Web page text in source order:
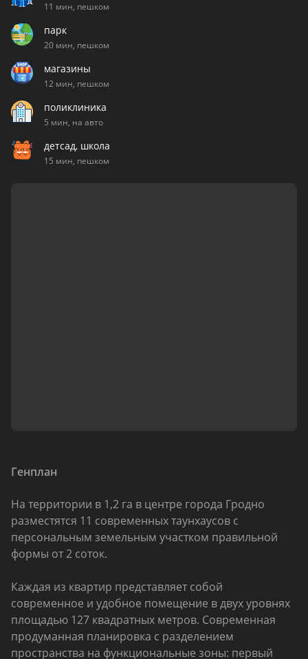
11 мин, пешком
парк
20 мин, пешком
магазины
12 мин, пешком
поликлиника
5 мин, на авто
детсад, школа
15 мин, пешком
Генплан
На территории в 1,2 га в центре города Гродно
разместятся 11 современных таунхаусов с
персональным земельным участком правильной
формы от 2 соток.
Каждая из квартир представляет собой
современное и удобное помещение в двух уровнях
площадью 127 квадратных метров. Современная
продуманная планировка с разделением
пространства на функциональные зоны: первый